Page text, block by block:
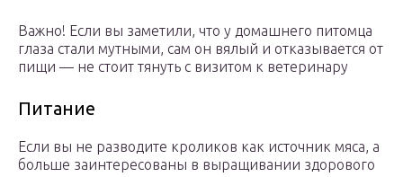
Важно! Если вы заметили, что у домашнего питомца
глаза стали мутными, сам он вялый и отказывается от
пищи — не стоит тянуть с визитом к ветеринару
Питание
Если вы не разводите кроликов как источник мяса, а
больше заинтересованы в выращивании здорового